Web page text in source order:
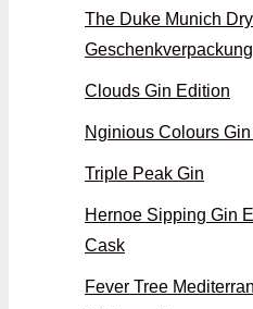
The Duke Munich
Geschenkverpackung
Clouds Gin Edition
Nginious Colours
Triple Peak Gin
Hernoe Sipping Gin
Cask
Fever Tree